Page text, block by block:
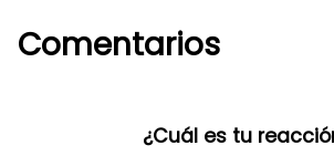
Comentarios